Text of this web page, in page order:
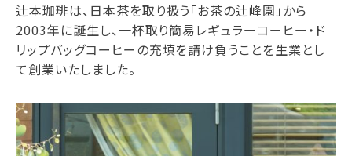
辻本珈琲は、日本茶を取り扱う「お茶の辻峰園」から
2003年に誕生し、一杯取り簡易レギュラーコーヒー・ド
リップバッグコーヒーの充填を請け負うことを生業とし
て創業いたしました。